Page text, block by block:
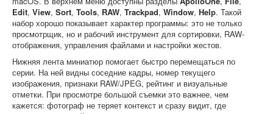
Edit, View, Sort, Tools, RAW, Trackpad, Window, Help. Такой
набор хорошо показывает характер программы: это не только
просмотрщик, но и рабочий инструмент для сортировки, RAW-
отображения, управления файлами и настройки жестов.
Нижняя лента миниатюр помогает быстро перемещаться по
серии. На ней видны соседние кадры, номер текущего
изображения, признаки RAW/JPEG, рейтинг и визуальные
отметки. При просмотре большой съемки это важнее, чем
кажется: фотограф не теряет контекст и сразу видит, где